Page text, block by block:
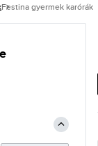
Festina gyermek karórák